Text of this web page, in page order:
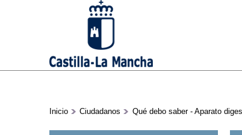
Inicio Ciudadanos Qué debo saber - Aparato